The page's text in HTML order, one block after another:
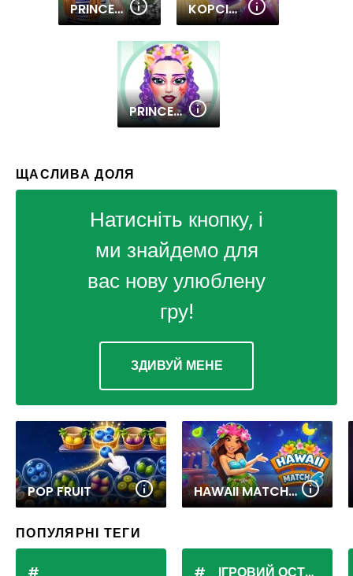
PRINCESS MILITARY FASHION KOPCIUSZEK UBIERANKI
PRINCESS SWEET KAWAII FASHION
ЩАСЛИВА ДОЛЯ
Натисніть кнопку, і
ми знайдемо для
вас нову улюблену
гру!
ЗДИВУЙ МЕНЕ
POP FRUIT HAWAII MATCH 6
ПОПУЛЯРНІ ТЕГИ
ІГРОВИЙ ОСТРІВ